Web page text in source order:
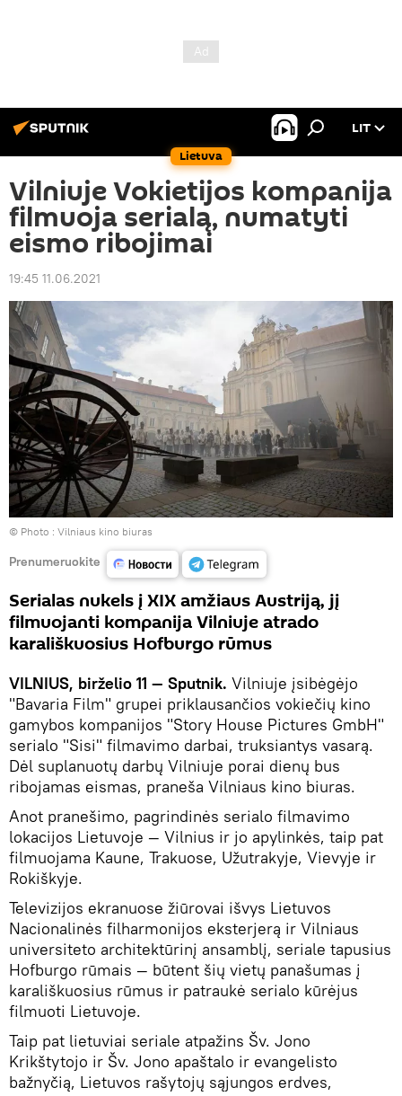
Lietuva
LIT
Vilniuje Vokietijos kompanija
filmuoja serialą, numatyti
eismo ribojimai
19:45 11.06.2021
© Photo : Vilniaus kino biuras
Prenumeruokite
Serialas nukels į XIX amžiaus Austriją, jį
filmuojanti kompanija Vilniuje atrado
karališkuosius Hofburgo rūmus
VILNIUS, birželio 11 — Sputnik. Vilniuje įsibėgėjo
"Bavaria Film" grupei priklausančios vokiečių kino
gamybos kompanijos "Story House Pictures GmbH"
serialo "Sisi" filmavimo darbai, truksiantys vasarą.
Dėl suplanuotų darbų Vilniuje porai dienų bus
ribojamas eismas, praneša Vilniaus kino biuras.
Anot pranešimo, pagrindinės serialo filmavimo
lokacijos Lietuvoje — Vilnius ir jo apylinkės, taip pat
filmuojama Kaune, Trakuose, Užutrakyje, Vievyje ir
Rokiškyje.
Televizijos ekranuose žiūrovai išvys Lietuvos
Nacionalinės filharmonijos eksterjerą ir Vilniaus
universiteto architektūrinį ansamblį, seriale tapusius
Hofburgo rūmais — būtent šių vietų panašumas į
karališkuosius rūmus ir patraukė serialo kūrėjus
filmuoti Lietuvoje.
Taip pat lietuviai seriale atpažins Šv. Jono
Krikštytojo ir Šv. Jono apaštalo ir evangelisto
bažnyčią, Lietuvos rašytojų sąjungos erdves,